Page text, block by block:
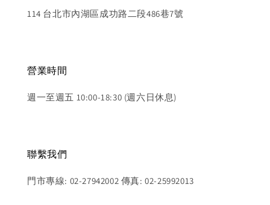
114 台北市內湖區成功路二段486巷7號
營業時間
週一至週五 10:00-18:30 (週六日休息)
聯繫我們
門市專線: 02-27942002 傳真: 02-25992013